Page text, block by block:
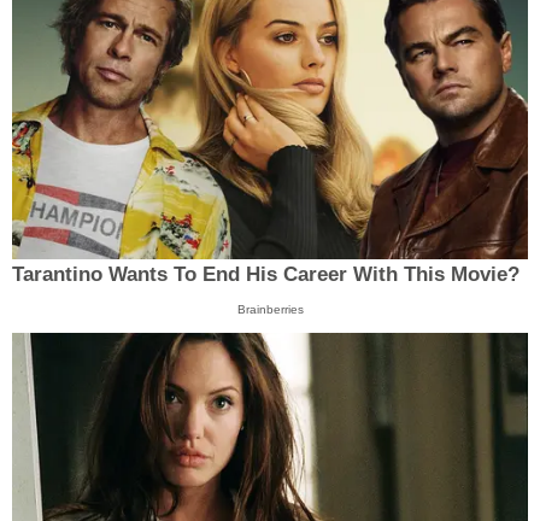
Tarantino Wants To End His Career With This Movie?
Brainberries